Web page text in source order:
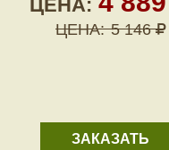
ЦЕНА:
ЦЕНА: 5 146
ЗАКАЗАТЬ